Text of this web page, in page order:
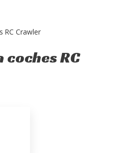
RC Crawler
coches RC